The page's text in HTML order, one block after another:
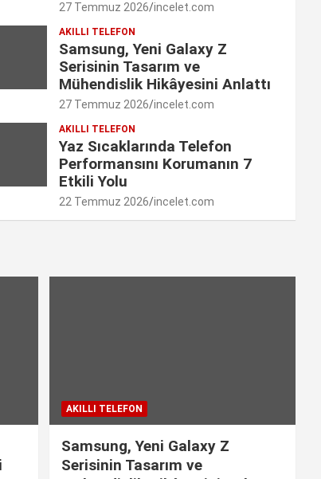
27 Temmuz 2026 incelet.com
AKILLI TELEFON
Samsung, Yeni Galaxy Z
Serisinin Tasarım ve
Mühendislik Hikâyesini Anlattı
27 Temmuz 2026 incelet.com
AKILLI TELEFON
Yaz Sıcaklarında Telefon
Performansını Korumanın 7
Etkili Yolu
22 Temmuz 2026 incelet.com
AKILLI TELEFON
Samsung, Yeni Galaxy Z
Serisinin Tasarım ve